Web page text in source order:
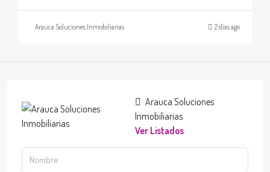
Arauca Soluciones Inmobiliarias 2 días ago
Arauca Soluciones
Inmobiliarias
Ver Listados